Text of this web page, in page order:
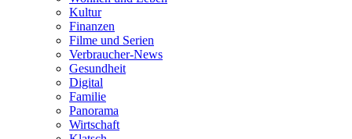
Kultur
Finanzen
Filme und Serien
Verbraucher-News
Gesundheit
Digital
Familie
Panorama
Wirtschaft